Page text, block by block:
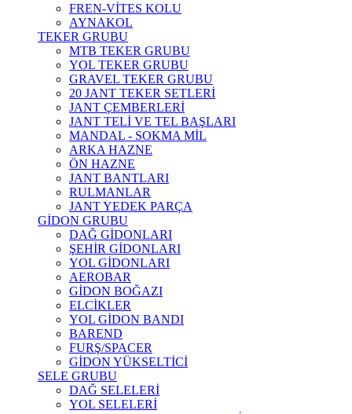
FREN-VİTES KOLU
AYNAKOL
TEKER GRUBU
MTB TEKER GRUBU
YOL TEKER GRUBU
GRAVEL TEKER GRUBU
20 JANT TEKER SETLERİ
JANT ÇEMBERLERİ
JANT TELİ VE TEL BAŞLARI
MANDAL - SOKMA MİL
ARKA HAZNE
ÖN HAZNE
JANT BANTLARI
RULMANLAR
JANT YEDEK PARÇA
GİDON GRUBU
DAĞ GİDONLARI
ŞEHİR GİDONLARI
YOL GİDONLARI
AEROBAR
GİDON BOĞAZI
ELCİKLER
YOL GİDON BANDI
BAREND
FURŞ/SPACER
GİDON YÜKSELTİCİ
SELE GRUBU
DAĞ SELELERİ
YOL SELELERİ